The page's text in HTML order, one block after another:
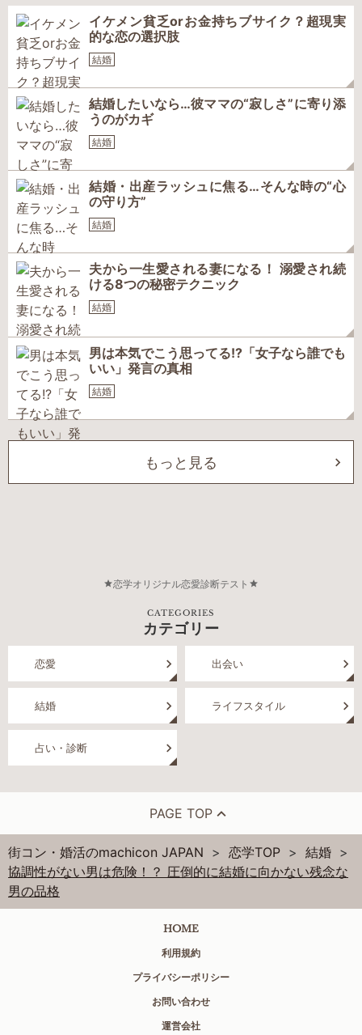
イケメン貧乏orお金持ちブサイク？超現実
的な恋の選択肢
結婚
結婚したいなら…彼ママの“寂しさ”に寄り添
うのがカギ
結婚
結婚・出産ラッシュに焦る…そんな時の“心
の守り方”
結婚
夫から一生愛される妻になる！ 溺愛され続
ける8つの秘密テクニック
結婚
男は本気でこう思ってる!?「女子なら誰でも
いい」発言の真相
結婚
もっと見る
恋学オリジナル恋愛診断テスト
CATEGORIES
カテゴリー
恋愛 出会い
結婚 ライフスタイル
占い・診断
PAGE TOP
街コン・婚活のmachicon JAPAN 恋学TOP
結婚
協調性がない男は危険！？ 圧倒的に結婚に向かない残念な
男の品格
HOME
利用規約
プライバシーポリシー
お問い合わせ
運営会社